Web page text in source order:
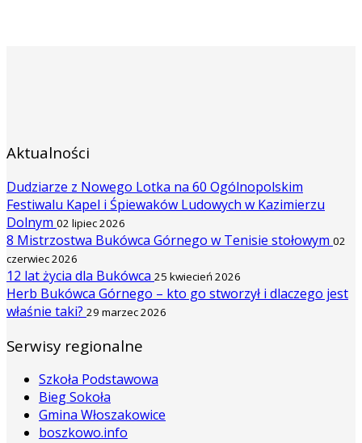
Aktualności
Dudziarze z Nowego Lotka na 60 Ogólnopolskim
Festiwalu Kapel i Śpiewaków Ludowych w Kazimierzu
Dolnym 02 lipiec 2026
8 Mistrzostwa Bukówca Górnego w Tenisie stołowym 02
czerwiec 2026
12 lat życia dla Bukówca 25 kwiecień 2026
Herb Bukówca Górnego – kto go stworzył i dlaczego jest
właśnie taki? 29 marzec 2026
Serwisy regionalne
Szkoła Podstawowa
Bieg Sokoła
Gmina Włoszakowice
boszkowo.info